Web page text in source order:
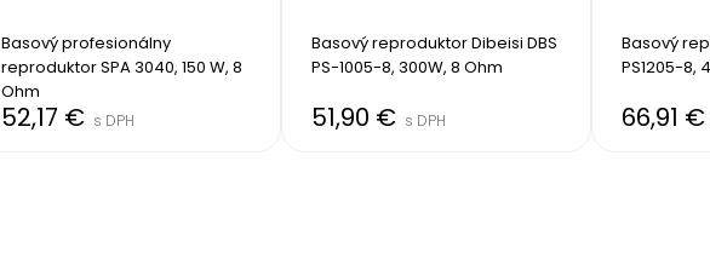
Basový profesionálny
reproduktor SPA 3040, 150 W, 8
Ohm
52,17 € s DPH
Basový reproduktor Dibeisi DBS
PS-1005-8, 300W, 8 Ohm
51,90 € s DPH
Basový
PS1205-8,
66,91 €